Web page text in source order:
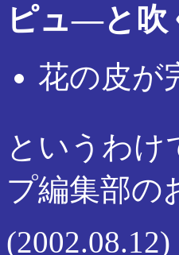
ピュ―と吹
花の皮が
というわけ
プ編集部の
(2002.08.12)